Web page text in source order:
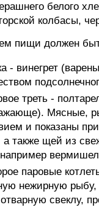
белого
колбасы,
пищи должен
- винегрет
треть -
Мясные,
и показаны
а также щей из
паровые
нежирную рыбу,
свеклу,